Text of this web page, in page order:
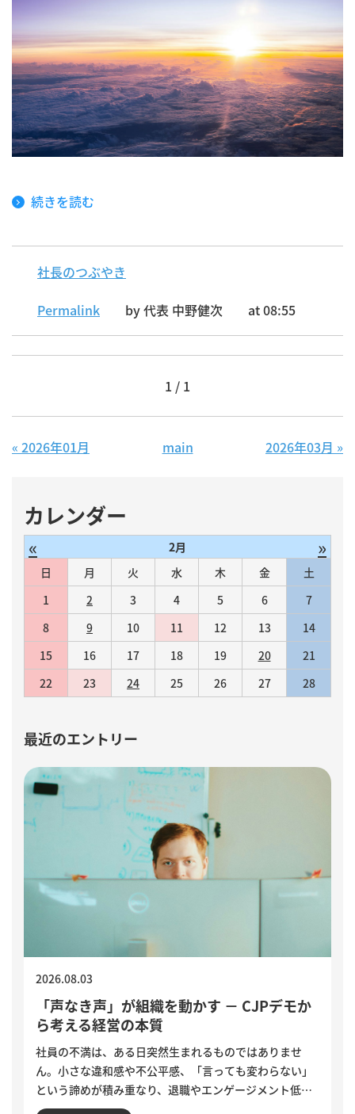
続きを読む
社長のつぶやき
Permalink
by 代表 中野健次 at 08:55
1 / 1
« 2026年01月 main 2026年03月 »
カレンダー
« 2月 »
日 月 火 水 木 金
土
1
2 3 4 5 6
7
8
9 10 11 12 13
14
15
16 17 18 19 20
21
22
23 24 25 26 27 28
最近のエントリー
「声なき声」が組織を動かす － CJPデモか
ら考える経営の本質
2026.08.03
社員の不満は、ある日突然生まれるものではありませ
ん。小さな違和感や不公平感、「言っても変わらない」
という諦めが積み重なり、退職やエンゲージメント低下
として表面化します。インドで若者の抗議運動が教育相